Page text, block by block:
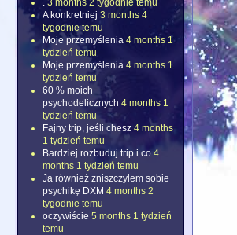
A konkretniej 3 months 4
tygodnie temu
Moje przemyślenia 4 months 1
tydzień temu
Moje przemyślenia 4 months 1
tydzień temu
60 % moich
psychodelicznych 4 months 1
tydzień temu
Fajny trip, jeśli chesz 4 months
1 tydzień temu
Bardziej rozbuduj trip i co 4
months 1 tydzień temu
Ja również zniszczyłem sobie
psychikę DXM 4 months 2
tygodnie temu
oczywiście 5 months 1 tydzień
temu